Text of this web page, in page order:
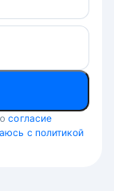
согласие
с политикой